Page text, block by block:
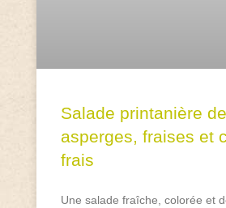
Salade printanière
asperges, fraises et
frais
Une salade fraîche, colorée et